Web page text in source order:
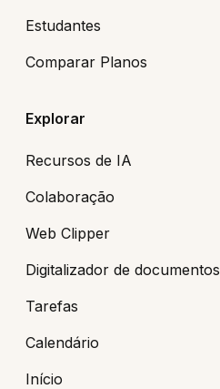
Estudantes
Comparar Planos
Explorar
Recursos de IA
Colaboração
Web Clipper
Digitalizador de documentos
Tarefas
Calendário
Início